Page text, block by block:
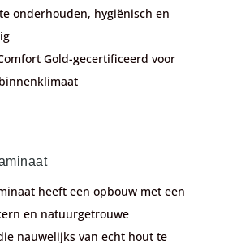
onderhouden, hygiënisch en
Gold-gecertificeerd voor
heeft een opbouw met een
en natuurgetrouwe
nauwelijks van echt hout te